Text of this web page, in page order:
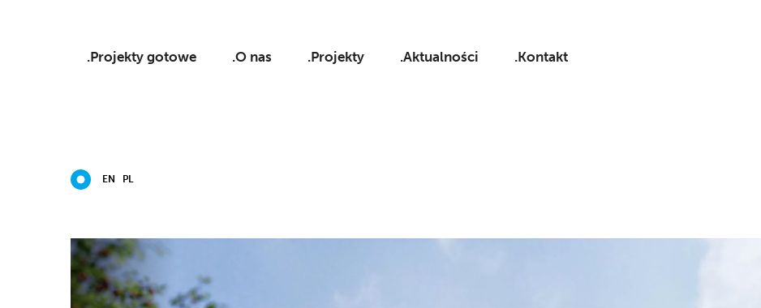
.Projekty gotowe .O nas .Projekty .Aktualności .Kontakt
EN PL